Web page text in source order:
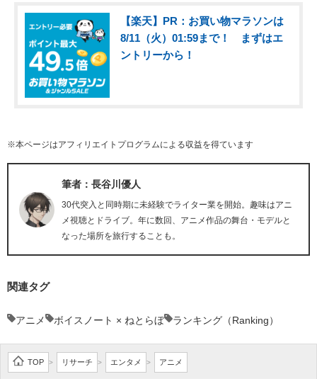
【楽天】PR：お買い物マラソンは
8/11（火）01:59まで！ まずはエ
ントリーから！
※本ページはアフィリエイトプログラムによる収益を得ています
筆者：長谷川優人
30代突入と同時期に未経験でライター業を開始。趣味はアニ
メ視聴とドライブ。年に数回、アニメ作品の舞台・モデルと
なった場所を旅行することも。
関連タグ
アニメ ボイスノート × ねとらぼ ランキング（Ranking）
TOP > リサーチ > エンタメ > アニメ